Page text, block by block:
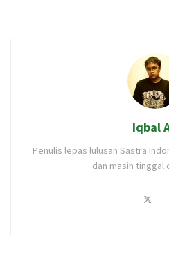
Iqbal
Penulis lepas lulusan Sastra
dan masih tinggal